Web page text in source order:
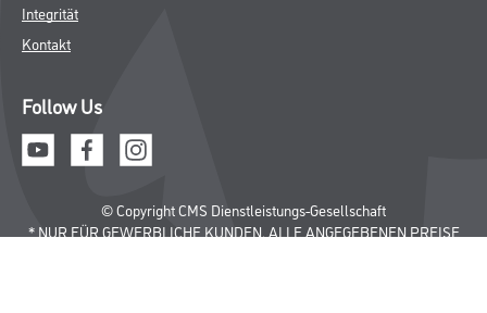
Integrität
Kontakt
Follow Us
© Copyright CMS Dienstleistungs-Gesellschaft
* NUR FÜR GEWERBLICHE KUNDEN. ALLE ANGEGEBENEN PREISE